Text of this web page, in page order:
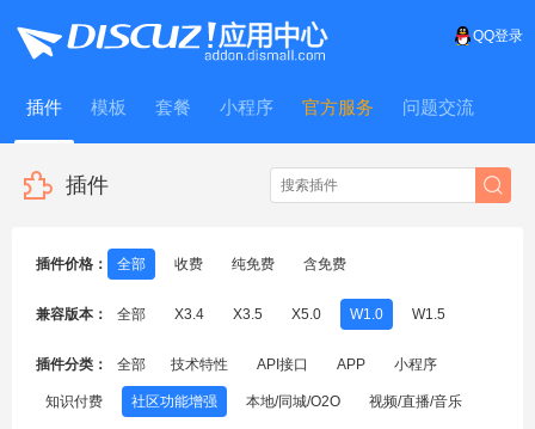
QQ登录
插件 模板 套餐 小程序 官方服务 问题交流
WitFrame
插件
插件价格： 全部 收费 纯免费 含免费
兼容版本： 全部 X3.4 X3.5 X5.0 W1.0 W1.5
插件分类： 全部 技术特性 API接口 APP 小程序
知识付费 社区功能增强 本地/同城/O2O 视频/直播/音乐